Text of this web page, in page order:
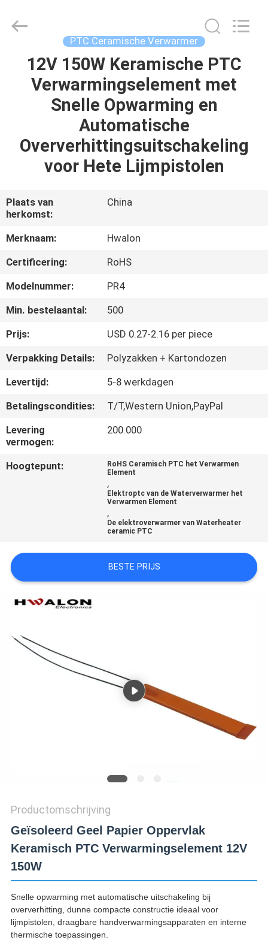
THUIS
PRODUCTEN
OVER
FABRIEKSTOCHT
KWALITEITSCONTROLE
CONTACT
MET
ONS
OP
OFFERTE
AANVRAGEN
PRIVACYBELEID
PTC Ceramische Verwarmer
12V 150W Keramische PTC
Verwarmingselement met
Snelle Opwarming en
Automatische
Oververhittingsuitschakeling
voor Hete Lijmpistolen
Plaats van
herkomst:
China
Merknaam:
Hwalon
Certificering:
RoHS
Modelnummer:
PR4
Min. bestelaantal:
500
Prijs:
USD 0.27-2.16 per piece
Verpakking Details:
Polyzakken + Kartondozen
Levertijd:
5-8 werkdagen
Betalingscondities:
T/T,Western Union,PayPal
Levering
vermogen:
200.000
Hoogtepunt:
RoHS Ceramisch PTC het Verwarmen
Element
,
Elektroptc van de Waterverwarmer het
Verwarmen Element
,
De elektroverwarmer van Waterheater
ceramic PTC
BESTE PRIJS
Productomschrijving
Geïsoleerd Geel Papier Oppervlak
Keramisch PTC Verwarmingselement 12V
150W
Snelle opwarming met automatische uitschakeling bij
oververhitting, dunne compacte constructie ideaal voor
lijmpistolen, draagbare handverwarmingsapparaten en interne
thermische toepassingen.